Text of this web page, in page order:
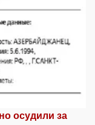
осудили за